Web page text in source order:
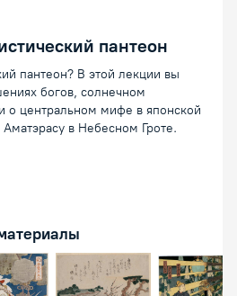
пантеон
пантеон? В этой лекции вы
богов, солнечном
о центральном мифе в японской
в Небесном Гроте.
изображения
предпросмотр изображения
Открыть предпросмотр
Открыть